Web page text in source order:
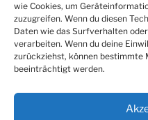
wie Cookies, um
zuzugreifen. Wenn du diesen
Daten wie das Surfverhalten
verarbeiten. Wenn du deine
zurückziehst, können bestimmte
beeinträchtigt werden.
Datenschutz Impressum